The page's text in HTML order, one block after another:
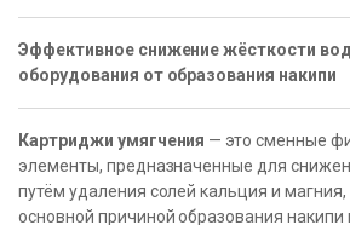
Эффективное снижение жёсткости
оборудования от образования накипи
Картриджи умягчения — это сменные
элементы, предназначенные для
путём удаления солей кальция и
основной причиной образования накипи